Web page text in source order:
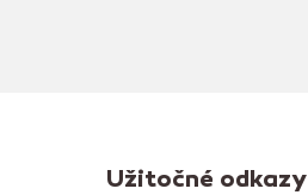
Užitočné odkazy